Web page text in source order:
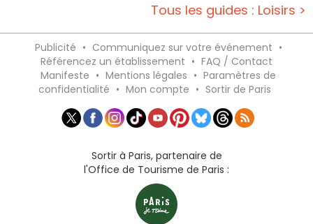
Tous les guides : Loisirs >
Publicité • Communiquez sur votre événement •
Référencez un établissement • FAQ / Contact
Manifeste • Mentions légales • Paramètres de
confidentialité • Mon compte • Sortir de Paris
Sortir à Paris, partenaire de
l'Office de Tourisme de Paris :